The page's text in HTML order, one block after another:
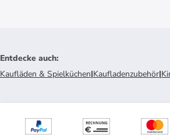
Entdecke auch:
Kaufläden & Spielküchen|Kaufladenzubehör|